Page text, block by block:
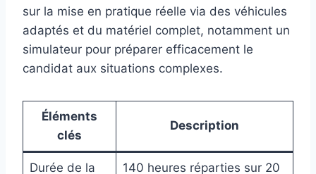
sur la mise en pratique réelle via des véhicules
adaptés et du matériel complet, notamment un
simulateur pour préparer efficacement le
candidat aux situations complexes.
Éléments
clés
Description
Durée de la 140 heures réparties sur 20